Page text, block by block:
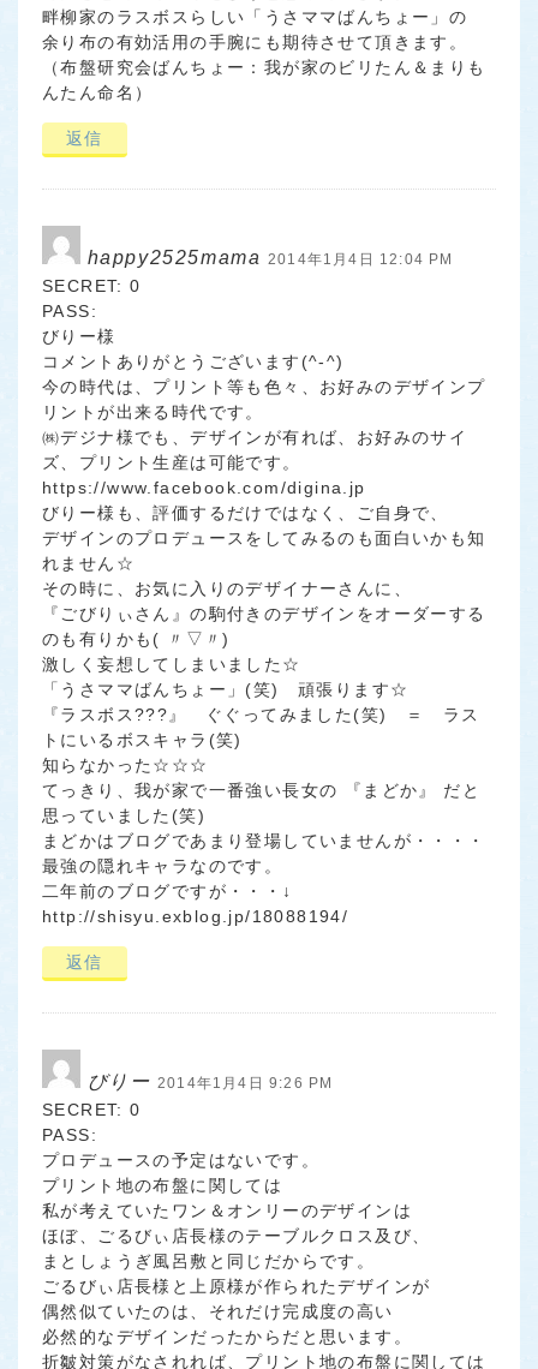
畔柳家のラスボスらしい「うさママばんちょー」の
余り布の有効活用の手腕にも期待させて頂きます。
（布盤研究会ばんちょー：我が家のビリたん＆まりも
んたん命名）
返信
happy2525mama 2014年1月4日 12:04 PM
SECRET: 0
PASS:
びりー様
コメントありがとうございます(^-^)
今の時代は、プリント等も色々、お好みのデザインプ
リントが出来る時代です。
㈱デジナ様でも、デザインが有れば、お好みのサイ
ズ、プリント生産は可能です。
https://www.facebook.com/digina.jp
びりー様も、評価するだけではなく、ご自身で、
デザインのプロデュースをしてみるのも面白いかも知
れません☆
その時に、お気に入りのデザイナーさんに、
『ごびりぃさん』の駒付きのデザインをオーダーする
のも有りかも( 〃▽〃)
激しく妄想してしまいました☆
「うさママばんちょー」(笑) 頑張ります☆
『ラスボス???』 ぐぐってみました(笑) ＝ ラス
トにいるボスキャラ(笑)
知らなかった☆☆☆
てっきり、我が家で一番強い長女の 『まどか』 だと
思っていました(笑)
まどかはブログであまり登場していませんが・・・・
最強の隠れキャラなのです。
二年前のブログですが・・・↓
http://shisyu.exblog.jp/18088194/
返信
びりー 2014年1月4日 9:26 PM
SECRET: 0
PASS:
プロデュースの予定はないです。
プリント地の布盤に関しては
私が考えていたワン＆オンリーのデザインは
ほぼ、ごるびぃ店長様のテーブルクロス及び、
まとしょうぎ風呂敷と同じだからです。
ごるびぃ店長様と上原様が作られたデザインが
偶然似ていたのは、それだけ完成度の高い
必然的なデザインだったからだと思います。
折皺対策がなされれば、プリント地の布盤に関しては